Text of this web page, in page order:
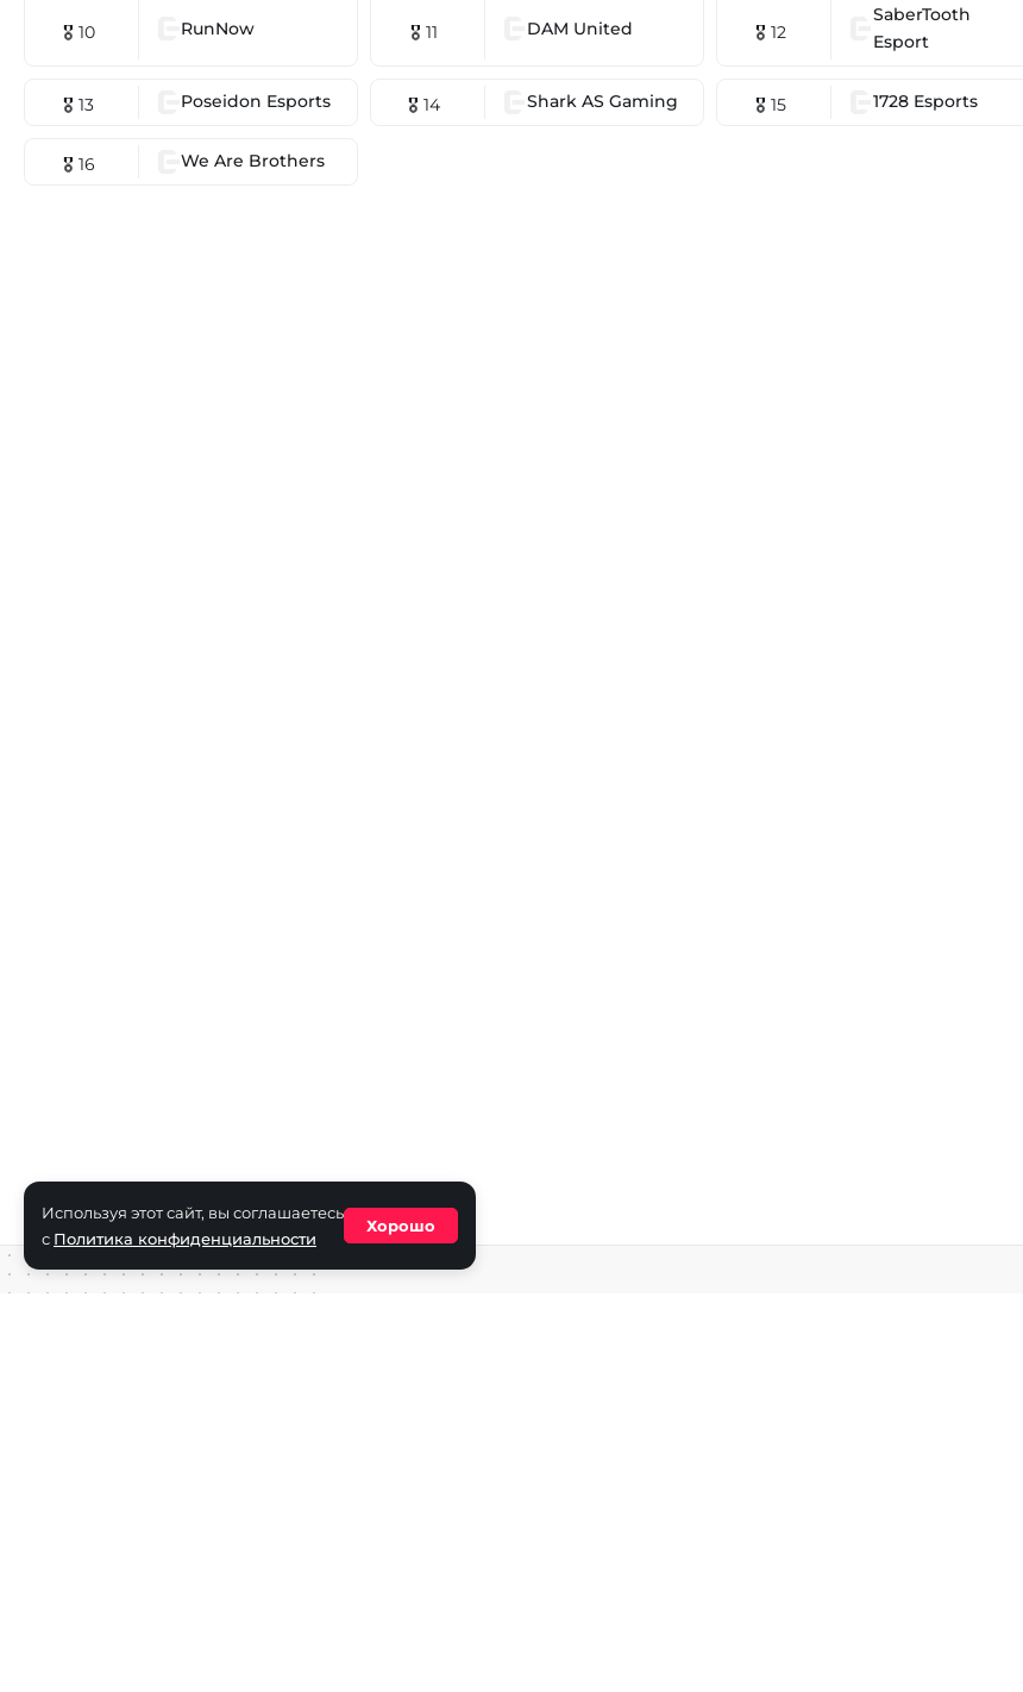
🎖 10 RunNow 🎖 11 DAM United 🎖 12
SaberTooth
Esport
🎖 13 Poseidon Esports 🎖 14 Shark AS Gaming 🎖 15 1728 Esports
🎖 16 We Are Brothers
Используя этот сайт, вы соглашаетесь
с Политика конфиденциальности
Хорошо